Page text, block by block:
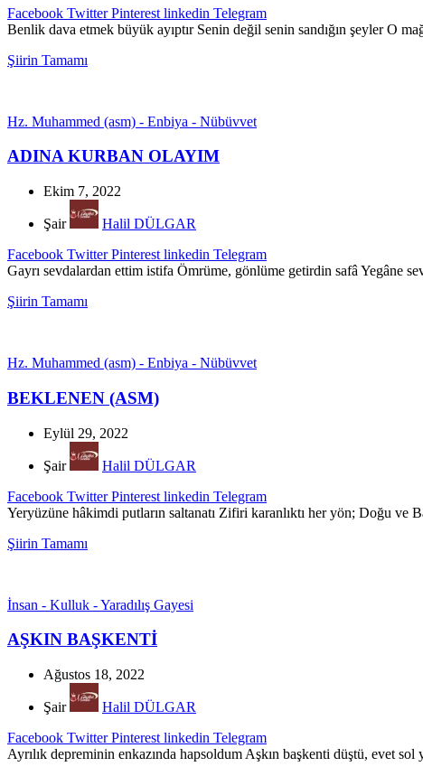
Facebook Twitter Pinterest linkedin Telegram
Benlik dava etmek büyük ayıptır Senin değil senin sandığın şeyler O
Şiirin Tamamı
Hz. Muhammed (asm) - Enbiya - Nübüvvet
ADINA KURBAN OLAYIM
Ekim 7, 2022
Şair
Halil DÜLGAR
Facebook Twitter Pinterest linkedin Telegram
Gayrı sevdalardan ettim istifa Ömrüme, gönlüme getirdin safâ Yegâne
Şiirin Tamamı
Hz. Muhammed (asm) - Enbiya - Nübüvvet
BEKLENEN (ASM)
Eylül 29, 2022
Şair
Halil DÜLGAR
Facebook Twitter Pinterest linkedin Telegram
Yeryüzüne hâkimdi putların saltanatı Zifiri karanlıktı her yön; Doğu ve
Şiirin Tamamı
İnsan - Kulluk - Yaradılış Gayesi
AŞKIN BAŞKENTİ
Ağustos 18, 2022
Şair
Halil DÜLGAR
Facebook Twitter Pinterest linkedin Telegram
Ayrılık depreminin enkazında hapsoldum Aşkın başkenti düştü, evet